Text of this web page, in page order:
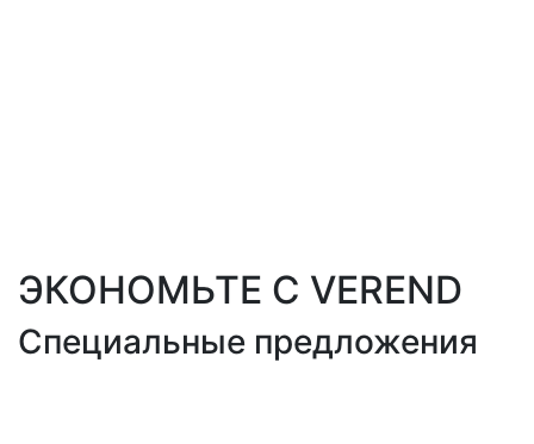
ЭКОНОМЬТЕ С VEREND
Специальные предложения